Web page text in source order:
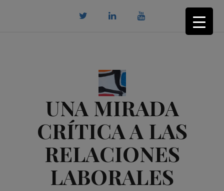
UNA MIRADA
CRÍTICA A LAS
RELACIONES
LABORALES